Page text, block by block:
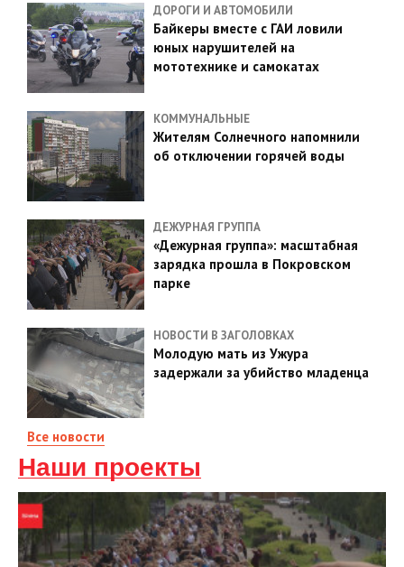
ДОРОГИ И АВТОМОБИЛИ
Байкеры вместе с ГАИ ловили
юных нарушителей на
мототехнике и самокатах
КОММУНАЛЬНЫЕ
Жителям Солнечного напомнили
об отключении горячей воды
ДЕЖУРНАЯ ГРУППА
«Дежурная группа»: масштабная
зарядка прошла в Покровском
парке
НОВОСТИ В ЗАГОЛОВКАХ
Молодую мать из Ужура
задержали за убийство младенца
Все новости
Наши проекты